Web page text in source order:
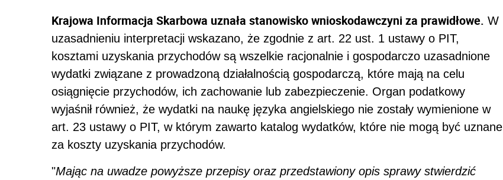
Krajowa Informacja Skarbowa uznała stanowisko wnioskodawczyni za prawidłowe. W
uzasadnieniu interpretacji wskazano, że zgodnie z art. 22 ust. 1 ustawy o PIT,
kosztami uzyskania przychodów są wszelkie racjonalnie i gospodarczo uzasadnione
wydatki związane z prowadzoną działalnością gospodarczą, które mają na celu
osiągnięcie przychodów, ich zachowanie lub zabezpieczenie. Organ podatkowy
wyjaśnił również, że wydatki na naukę języka angielskiego nie zostały wymienione w
art. 23 ustawy o PIT, w którym zawarto katalog wydatków, które nie mogą być uznane
za koszty uzyskania przychodów.
"Mając na uwadze powyższe przepisy oraz przedstawiony opis sprawy stwierdzić